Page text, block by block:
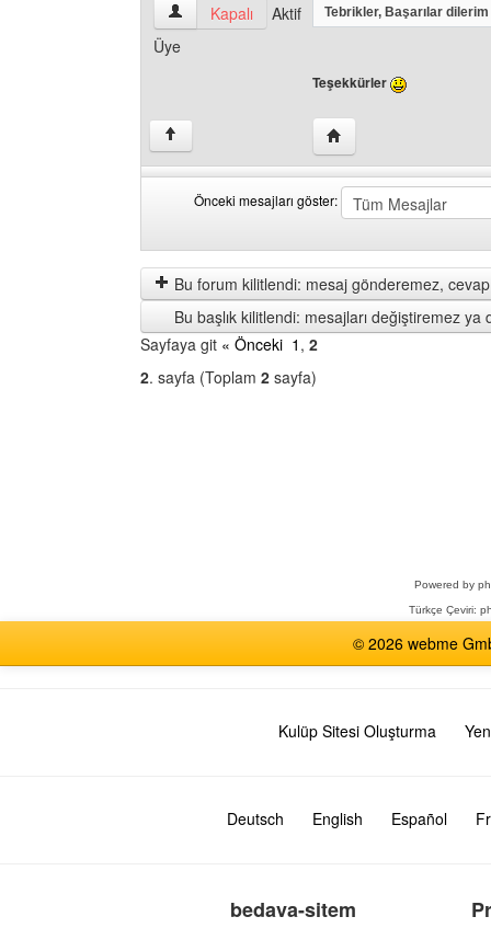
hakandrycleaning Kullanıcının profilini
Kapalı
Aktif
Üye
Tebrikler, Başarılar
Teşekkürler
↑ Yazarın web sitesini
Önceki mesajları göster:
mesajları
göster
by
Bu forum kilitlendi: mesaj gönderemez,
Bu başlık kilitlendi: mesajları değiştiremez ya
Sayfaya git « Önceki 1 , 2
2. sayfa (Toplam 2 sayfa)
Powered by
Türkçe Çeviri:
© 2026 webme
Kulüp Sitesi Oluşturma
Deutsch English Español
bedava-sitem